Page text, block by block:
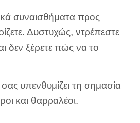
συναισθήματα προς
Δυστυχώς, ντρέπεστε
δεν ξέρετε πώς να το
υπενθυμίζει τη σημασία
και θαρραλέοι.